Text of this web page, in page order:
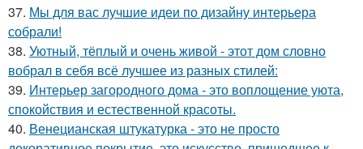
37. Мы для вас лучшие идеи по дизайну интерьера
собрали!
38. Уютный, тёплый и очень живой - этот дом словно
вобрал в себя всё лучшее из разных стилей:
39. Интерьер загородного дома - это воплощение уюта,
спокойствия и естественной красоты.
40. Венецианская штукатурка - это не просто